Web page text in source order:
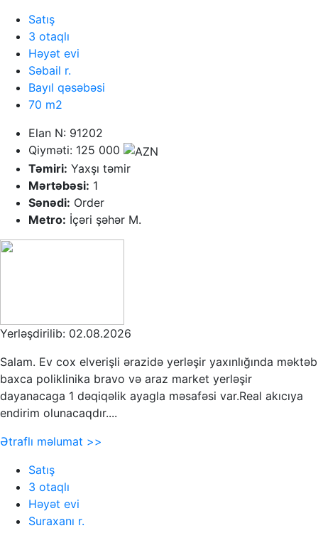
Satış
3 otaqlı
Həyət evi
Səbail r.
Bayıl qəsəbəsi
70 m2
Elan N: 91202
Qiyməti: 125 000
Təmiri: Yaxşı təmir
Mərtəbəsi: 1
Sənədi: Order
Metro: İçəri şəhər M.
Yerləşdirilib: 02.08.2026
Salam. Ev cox elverişli ərazidə yerləşir yaxınlığında məktəb
baxca poliklinika bravo və araz market yerləşir
dayanacaga 1 dəqiqəlik ayagla məsafəsi var.Real akıcıya
endirim olunacaqdır....
Ətraflı məlumat >>
Satış
3 otaqlı
Həyət evi
Suraxanı r.